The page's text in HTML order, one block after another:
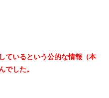
ているという公的な情報（本
でした。